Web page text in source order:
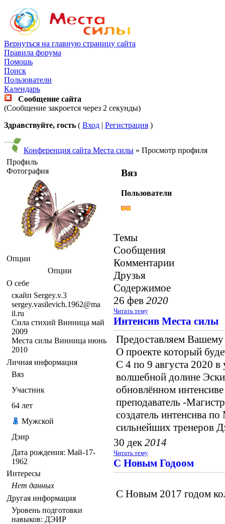
Вернуться на главную страницу сайта
Правила форума
Помощь
Поиск
Пользователи
Календарь
Сообщение сайта
(Сообщение закроется через 2 секунды)
Здравствуйте, гость ( Вход | Регистрация )
Конференция сайта Места силы » Просмотр профиля
Профиль
Фотография
Опции
Опции
О себе
скайп Sergey.v.3
sergey.vasilevich.1962@ma
il.ru
Сила стихий Винница май
2009
Места силы Винница июнь
2010
Личная информация
Вяз
Участник
64 лет
Мужской
Дэир
Дата рождения: Май-17-
1962
Интересы
Нет данных
Другая информация
Уровень подготовки
навыков: ДЭИР
Вяз
Пользователи
Темы
Сообщения
Комментарии
Друзья
Содержимое
26 фев 2020
Читать тему
Интенсив Места силы
Предоставляем
О проекте который
С 4 по 9 августа 2020
волшебной долине
обновлённом
преподаватель -
создатель интенсива
сильнейших тренеров
30 дек2014
Читать тему
С Новым Годоом
С Новым 2017 годом